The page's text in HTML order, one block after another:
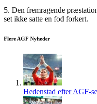
5. Den fremragende
set ikke satte en fod forkert.
Flere AGF Nyheder
Hedenstad efter AGF-